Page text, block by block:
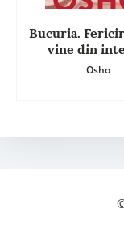
Bucuria.
vine din
Osho